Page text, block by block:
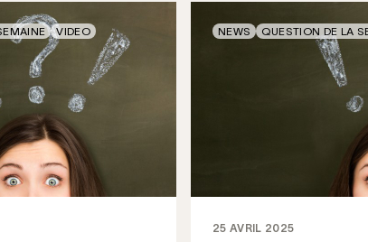
VIDEO
25 AVRIL 2025
NEWS QUESTION DE LA